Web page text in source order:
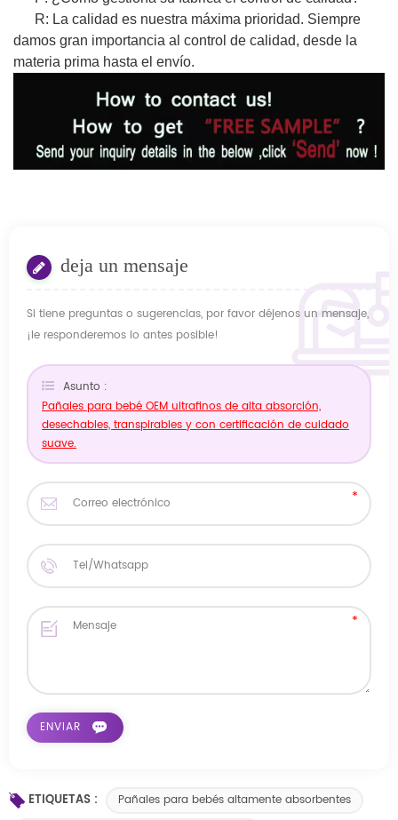
R: La calidad es nuestra máxima prioridad. Siempre
damos gran importancia al control de calidad, desde la
materia prima hasta el envío.
deja un mensaje
Si tiene preguntas o sugerencias, por favor déjenos un mensaje,
¡le responderemos lo antes posible!
Asunto :
Pañales para bebé OEM ultrafinos de alta absorción,
desechables, transpirables y con certificación de cuidado
suave.
ETIQUETAS :
Pañales para bebés altamente absorbentes